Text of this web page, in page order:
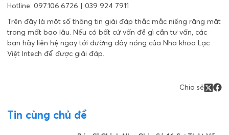
Hotline: 097.106.6726 | 039 924 7911
Trên đây là một số thông tin giải đáp thắc mắc niềng răng mặt
trong mất bao lâu. Nếu có bất cứ vấn đề gì cần tư vấn, các
bạn hãy liên hệ ngay tới đường dây nóng của Nha khoa Lạc
Việt Intech để được giải đáp.
Chia sẻ
Tin cùng chủ đề